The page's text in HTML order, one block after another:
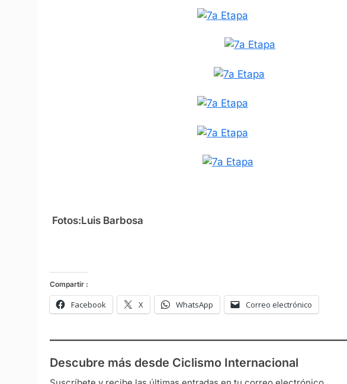
Fotos:Luis Barbosa
Compartir :
Facebook X WhatsApp Correo electrónico
Descubre más desde Ciclismo Internacional